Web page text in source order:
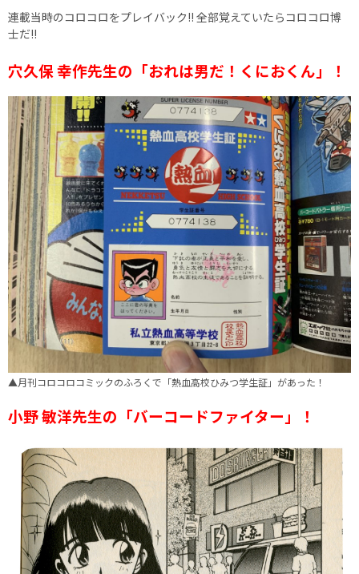
連載当時のコロコロをプレイバック!! 全部覚えていたらコロコロ博
士だ!!
穴久保 幸作先生の「おれは男だ！くにおくん」！
▲月刊コロコロコミックのふろくで「熱血高校ひみつ学生証」があった！
小野 敏洋先生の「バーコードファイター」！